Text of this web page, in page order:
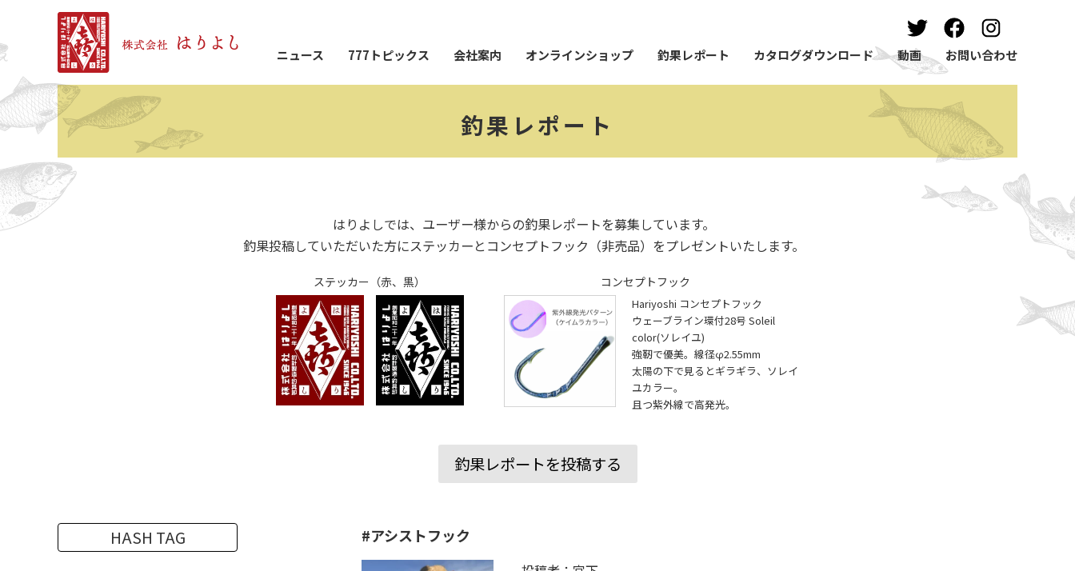
ニュース 777トピックス 会社案内 オンラインショップ 釣果レポート カタログダウンロード 動画 お問い合わせ
釣果レポート
はりよしでは、ユーザー様からの釣果レポートを募集しています。
釣果投稿していただいた方にステッカーとコンセプトフック（非売品）をプレゼントいたします。
ステッカー（赤、黒） コンセプトフック
Hariyoshi コンセプトフック
ウェーブライン環付28号 Soleil
color(ソレイユ)
強靭で優美。線径φ2.55mm
太陽の下で見るとギラギラ、ソレイ
ユカラー。
且つ紫外線で高発光。
釣果レポートを投稿する
#アシストフック
HASH TAG